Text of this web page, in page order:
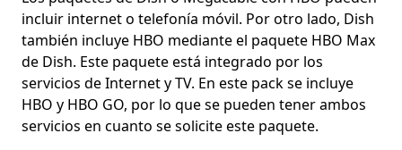
incluir internet o telefonía móvil. Por otro lado, Dish
también incluye HBO mediante el paquete HBO Max
de Dish. Este paquete está integrado por los
servicios de Internet y TV. En este pack se incluye
HBO y HBO GO, por lo que se pueden tener ambos
servicios en cuanto se solicite este paquete.